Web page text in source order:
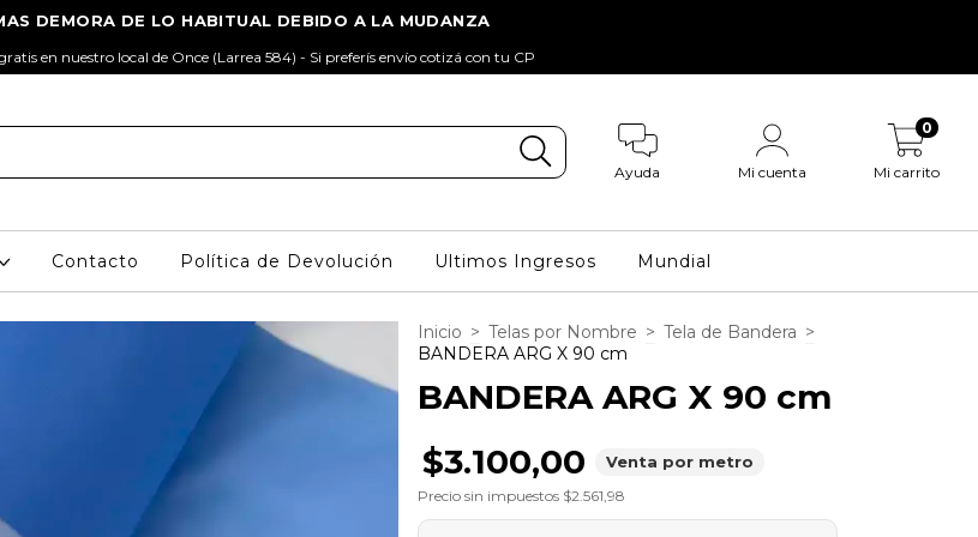
en nuestro local de Once (Larrea 584) - Si preferís envío cotizá con tu CP
Ayuda Mi cuenta Mi carrito
0
Contacto Política de Devolución Ultimos Ingresos Mundial
Inicio > Telas por Nombre > Tela de Bandera >
BANDERA ARG X 90 cm
BANDERA ARG X 90 cm
$3.100,00
Venta por metro
Precio sin impuestos $2.561,98